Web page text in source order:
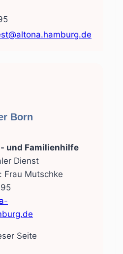
Born
und Familienhilfe
Dienst
Frau Mutschke